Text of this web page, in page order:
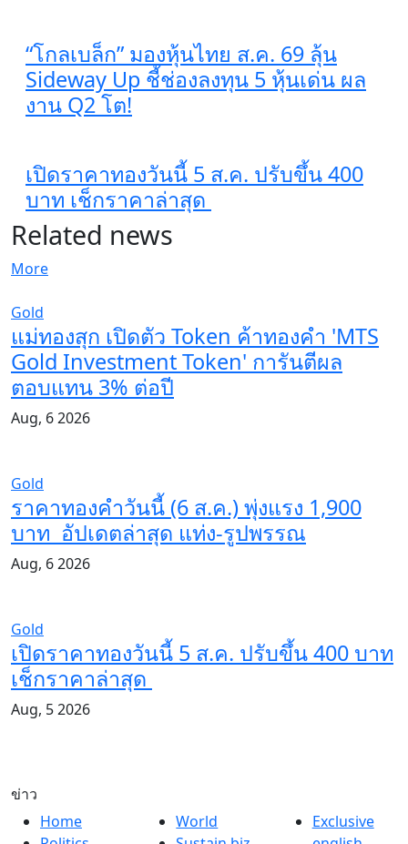
“โกลเบล็ก” มองหุ้นไทย ส.ค. 69 ลุ้น
Sideway Up ชี้ช่องลงทุน 5 หุ้นเด่น ผล
งาน Q2 โต!
เปิดราคาทองวันนี้ 5 ส.ค. ปรับขึ้น 400
บาท เช็กราคาล่าสุด
Related news
More
Gold
แม่ทองสุก เปิดตัว Token ค้าทองคำ 'MTS
Gold Investment Token' การันตีผล
ตอบแทน 3% ต่อปี
Aug, 6 2026
Gold
ราคาทองคำวันนี้ (6 ส.ค.) พุ่งแรง 1,900
บาท อัปเดตล่าสุด​ แท่ง-รูปพรรณ
Aug, 6 2026
Gold
เปิดราคาทองวันนี้ 5 ส.ค. ปรับขึ้น 400 บาท
เช็กราคาล่าสุด
Aug, 5 2026
ข่าว
Home
World
Exclusive